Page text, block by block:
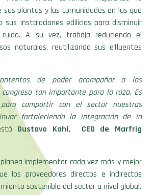
sus instalaciones edilicias para disminuir
A su vez, trabaja reduciendo el
naturales, reutilizando sus efluentes
de poder acompañar a los
tan importante para la raza. Es
compartir con el sector nuestras
fortaleciendo la integración de la
Gustavo Kahl, CEO de Marfrig
implementar cada vez más y mejor
los proveedores directos e indirectos
sostenible del sector a nivel global.
en su categoría de Auspiciante en